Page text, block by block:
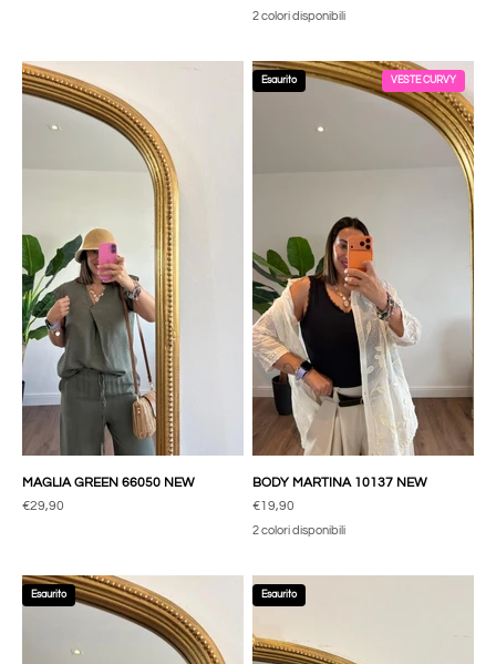
2 colori disponibili
MAGLIA GREEN 66050 NEW
Prezzo scontato
€29,90
Esaurito VESTE CURVY
BODY MARTINA 10137 NEW
Prezzo scontato
€19,90
2 colori disponibili
Esaurito Esaurito